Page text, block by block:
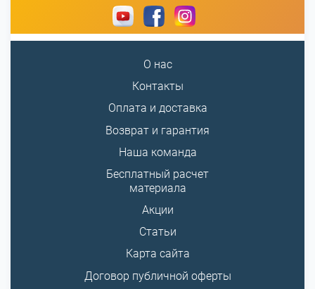
О нас
Контакты
Оплата и доставка
Возврат и гарантия
Наша команда
Бесплатный расчет
материала
Акции
Статьи
Карта сайта
Договор публичной оферты